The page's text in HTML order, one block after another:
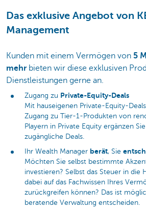
Das exklusive Angebot von
Management
Kunden mit einem Vermögen von 5
mehr bieten wir diese exklusiven
Dienstleistungen gerne an.
Zugang zu Private-Equity-Deals
Mit hauseigenen Private-Equity-
Zugang zu Tier-1-Produkten von
Playern in Private Equity ergänzen
zugängliche Deals.
Ihr Wealth Manager berät, Sie
Möchten Sie selbst bestimmte
investieren? Selbst das Steuer in die
dabei auf das Fachwissen Ihres
zurückgreifen können? Das ist
beratende Verwaltung entscheiden.